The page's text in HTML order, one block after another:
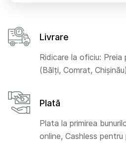
Livrare
Ridicare la oficiu: Preia
(Bălți, Comrat, Chișinău)
Plată
Plata la primirea
online, Cashless